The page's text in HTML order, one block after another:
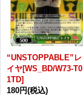
“UNSTOPPABLE”レ
イヤ[WS_BD/W73-T0
1TD]
180円(税込)